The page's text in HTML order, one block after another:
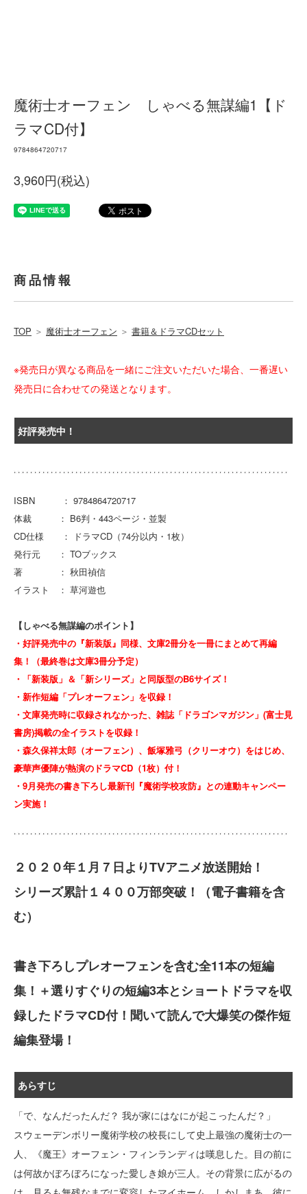
魔術士オーフェン しゃべる無謀編1【ド
ラマCD付】
9784864720717
3,960円(税込)
商品情報
TOP ＞ 魔術士オーフェン ＞ 書籍＆ドラマCDセット
※発売日が異なる商品を一緒にご注文いただいた場合、一番遅い
発売日に合わせての発送となります。
好評発売中！
ISBN ： 9784864720717
体裁 ： B6判・443ページ・並製
CD仕様 ： ドラマCD（74分以内・1枚）
発行元 ： TOブックス
著 ： 秋田禎信
イラスト ： 草河遊也
【しゃべる無謀編のポイント】
・好評発売中の『新装版』同様、文庫2冊分を一冊にまとめて再編
集！（最終巻は文庫3冊分予定）
・「新装版」＆「新シリーズ」と同版型のB6サイズ！
・新作短編「プレオーフェン」を収録！
・文庫発売時に収録されなかった、雑誌「ドラゴンマガジン」(富士見
書房)掲載の全イラストを収録！
・森久保祥太郎（オーフェン）、飯塚雅弓（クリーオウ）をはじめ、
豪華声優陣が熱演のドラマCD（1枚）付！
・9月発売の書き下ろし最新刊『魔術学校攻防』との連動キャンペー
ン実施！
２０２０年１月７日よりTVアニメ放送開始！
シリーズ累計１４００万部突破！（電子書籍を含
む）
書き下ろしプレオーフェンを含む全11本の短編
集！＋選りすぐりの短編3本とショートドラマを収
録したドラマCD付！聞いて読んで大爆笑の傑作短
編集登場！
あらすじ
「で、なんだったんだ？ 我が家にはなにが起こったんだ？」
スウェーデンボリー魔術学校の校長にして史上最強の魔術士の一
人、《魔王》オーフェン・フィンランディは嘆息した。目の前に
は何故かぼろぼろになった愛しき娘が三人。その背景に広がるの